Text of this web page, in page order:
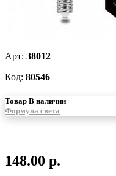
Арт: 38012
Код: 80546
Товар В наличии
Формула света
148.00 р.